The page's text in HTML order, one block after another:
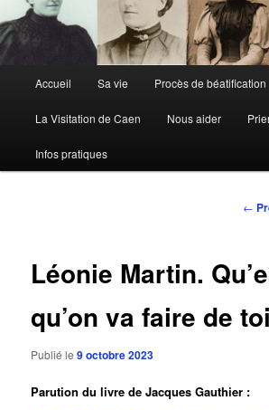
principal
Accueil Sa vie Procès de béatification
La Visitation de Caen Nous aider
Infos pratiques
←
Léonie Martin.
qu’on va faire de
Publié le9 octobre 2023
Parution du livre de Jacques Gauthier :